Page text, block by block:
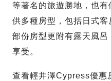
等著名的旅遊勝地，也
供多種房型，包括日式客
部份房型更附有露天風
享受。
查看輕井澤Cypress優惠